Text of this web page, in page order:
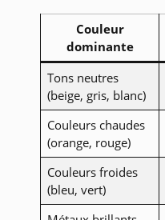
Couleur
dominante
Tons neutres
(beige, gris, blanc)
Couleurs chaudes
(orange, rouge)
Couleurs froides
(bleu, vert)